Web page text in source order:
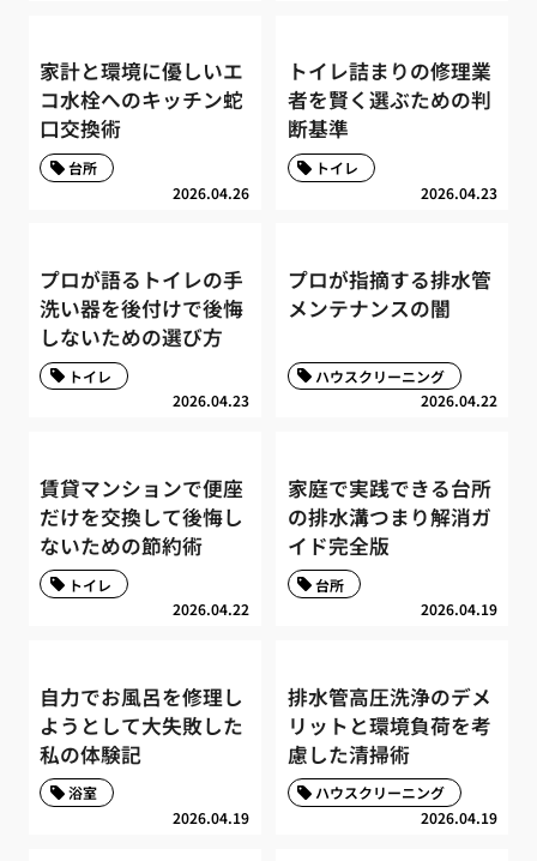
家計と環境に優しいエ
コ水栓へのキッチン蛇
口交換術
2026.04.26
台所
トイレ詰まりの修理業
者を賢く選ぶための判
断基準
2026.04.23
トイレ
プロが語るトイレの手
洗い器を後付けで後悔
しないための選び方
2026.04.23
トイレ
プロが指摘する排水管
メンテナンスの闇
2026.04.22
ハウスクリーニング
賃貸マンションで便座
だけを交換して後悔し
ないための節約術
2026.04.22
トイレ
家庭で実践できる台所
の排水溝つまり解消ガ
イド完全版
2026.04.19
台所
自力でお風呂を修理し
ようとして大失敗した
私の体験記
2026.04.19
浴室
排水管高圧洗浄のデメ
リットと環境負荷を考
慮した清掃術
2026.04.19
ハウスクリーニング